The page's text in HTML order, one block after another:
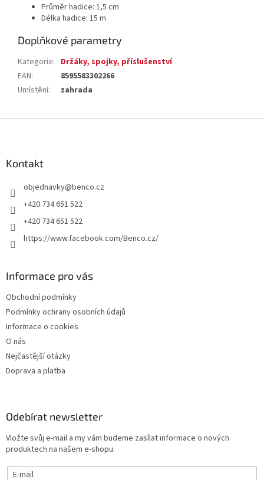
Průměr hadice: 1,5 cm
Délka hadice: 15 m
Doplňkové parametry
Kategorie: Držáky, spojky, příslušenství
EAN:
8595583302266
Umístění: zahrada
Kontakt
objednavky@benco.cz
+420 734 651 522
+420 734 651 522
https://www.facebook.com/Benco.cz/
Informace pro vás
Obchodní podmínky
Podmínky ochrany osobních údajů
Informace o cookies
O nás
Nejčastější otázky
Doprava a platba
Odebírat newsletter
Vložte svůj e-mail a my vám budeme zasílat informace o nových
produktech na našem e-shopu.
E-mail